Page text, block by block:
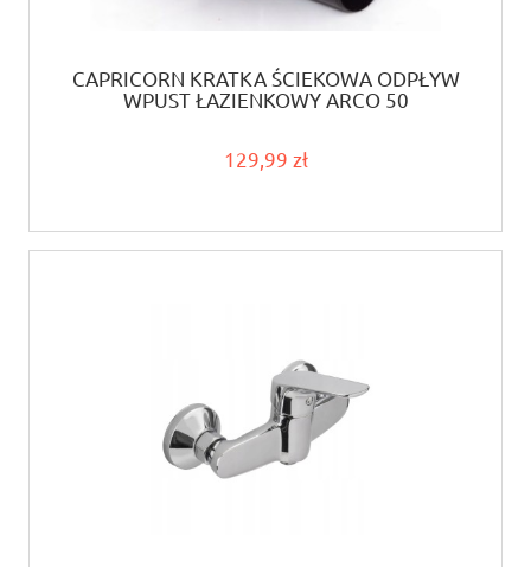
CAPRICORN KRATKA ŚCIEKOWA ODPŁYW
WPUST ŁAZIENKOWY ARCO 50
129,99 zł